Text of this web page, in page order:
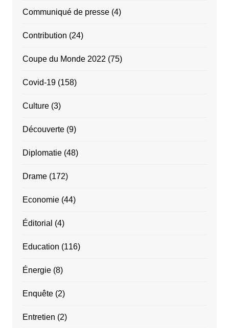
Communiqué de presse(4)
Contribution (24)
Coupe du Monde 2022 (75)
Covid-19(158)
Culture(3)
Découverte(9)
Diplomatie(48)
Drame(172)
Economie(44)
Éditorial (4)
Education (116)
Énergie(8)
Enquête(2)
Entretien (2)